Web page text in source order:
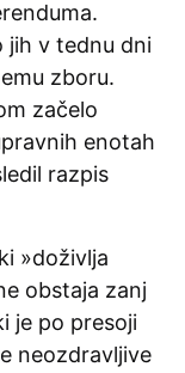
jih v tednu dni
zboru.
začelo
enotah
razpis
»doživlja
obstaja zanj
je po presoji
neozdravljive